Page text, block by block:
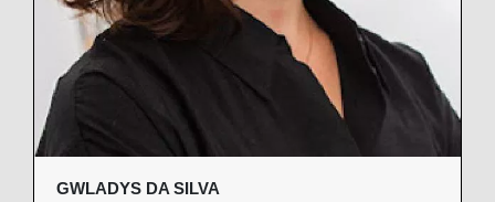
GWLADYS DA SILVA